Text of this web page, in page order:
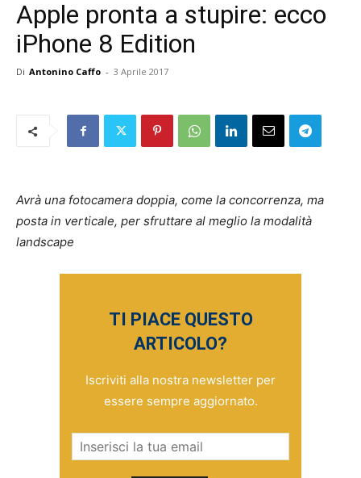
Apple pronta a stupire: ecco
iPhone 8 Edition
Di Antonino Caffo - 3 Aprile 2017
Avrà una fotocamera doppia, come la concorrenza, ma
posta in verticale, per sfruttare al meglio la modalità
landscape
TI PIACE QUESTO
ARTICOLO?
Iscriviti alla nostra newsletter per
essere sempre aggiornato.